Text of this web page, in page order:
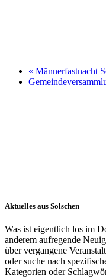
« Männerfastnacht
Aktuelles aus Solschen
Was ist eigentlich los im
anderem aufregende
über vergangene
oder suche nach
Kategorien oder